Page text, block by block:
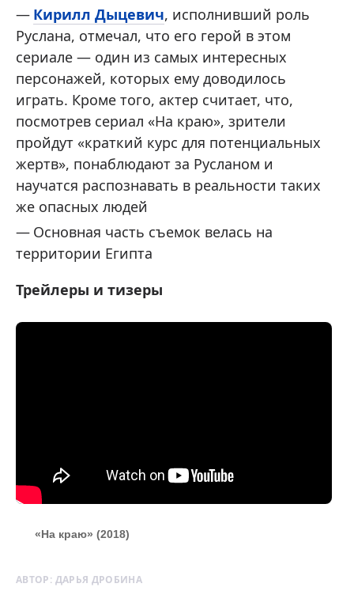
Кирилл Дыцевич, исполнивший роль
Руслана, отмечал, что его герой в этом
сериале — один из самых интересных
персонажей, которых ему доводилось
играть. Кроме того, актер считает, что,
посмотрев сериал «На краю», зрители
пройдут «краткий курс для потенциальных
жертв», понаблюдают за Русланом и
научатся распознавать в реальности таких
же опасных людей
Основная часть съемок велась на
территории Египта
Трейлеры и тизеры
«На краю» (2018)
АВТОР: ДАРЬЯ ДРОБИНА